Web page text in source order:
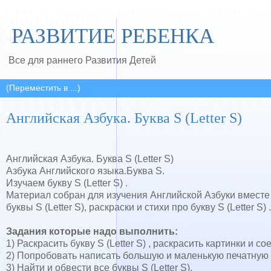
РАЗВИТИЕ РЕБЕНКА
Все для раннего Развития Детей
Английская Азбука. Буква S (Letter S)
Английская Азбука. Буква S (Letter S)
Азбука Английского языка.Буква S.
Изучаем букву S (Letter S) .
Материал собран для изучения Английской Азбуки
буквы S (Letter S), раскраски и стихи про букву S (Letter S) .
Задания которые надо выполнить:
1) Раскрасить букву S (Letter S) , раскрасить картинки и
2) Попробовать написать большую и маленькую печатную
3) Найти и обвести все буквы S (Letter S).